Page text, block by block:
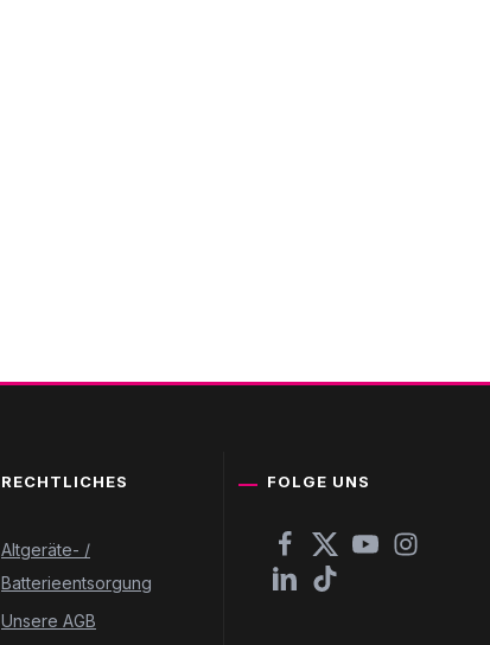
RECHTLICHES
Altgeräte- /
Batterieentsorgung
Unsere AGB
FOLGE UNS